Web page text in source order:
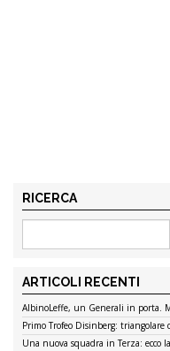
RICERCA
ARTICOLI RECENTI
AlbinoLeffe, un Generali in porta.
Primo Trofeo Disinberg: triangolare
Una nuova squadra in Terza: ecco